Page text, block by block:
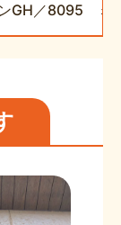
GH／8095 ミ